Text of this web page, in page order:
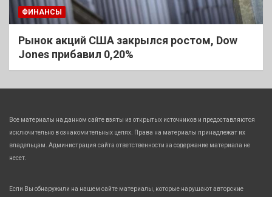
ФИНАНСЫ
Рынок акций США закрылся ростом, Dow
Jones прибавил 0,20%
Все материалы на данном сайте взяты из открытых источников и предоставляются
исключительно в ознакомительных целях. Права на материалы принадлежат их
владельцам. Администрация сайта ответственности за содержание материала не
несет.
Если Вы обнаружили на нашем сайте материалы, которые нарушают авторские